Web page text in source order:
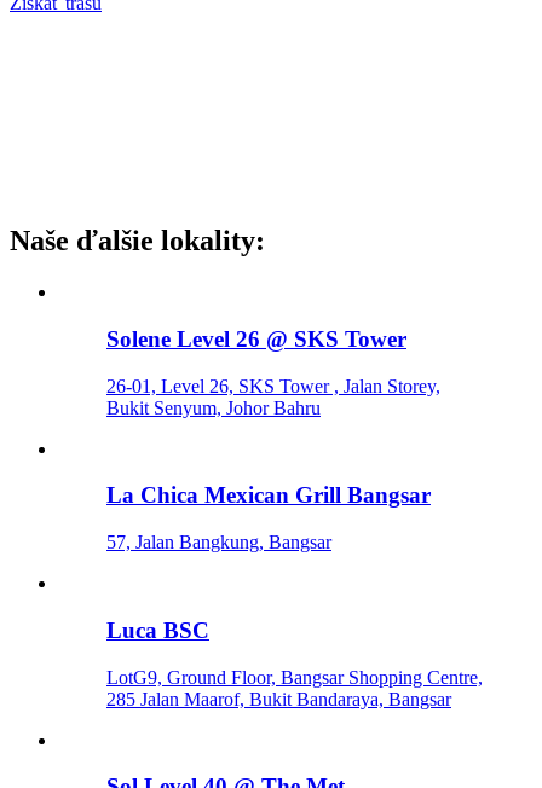
Naše ďalšie lokality:
Solene Level 26 @ SKS Tower
26-01, Level 26, SKS Tower , Jalan Storey,
Bukit Senyum, Johor Bahru
La Chica Mexican Grill Bangsar
57, Jalan Bangkung, Bangsar
Luca BSC
LotG9, Ground Floor, Bangsar Shopping Centre,
285 Jalan Maarof, Bukit Bandaraya, Bangsar